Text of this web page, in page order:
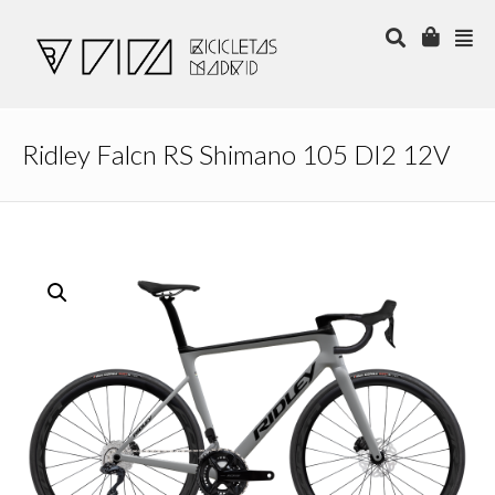
Ridley Falcn RS Shimano 105 DI2 12V